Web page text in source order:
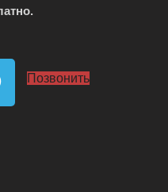
Позвонить